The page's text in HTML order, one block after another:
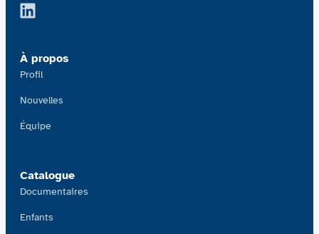
À propos
Profil
Nouvelles
Équipe
Catalogue
Documentaires
Enfants